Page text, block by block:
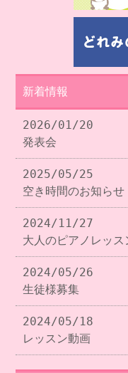
新着情報
2026/01/20
発表会
2025/05/25
空き時間のお知らせ
2024/11/27
大人のピアノレッス
2024/05/26
生徒様募集
2024/05/18
レッスン動画